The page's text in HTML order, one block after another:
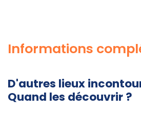
Informations
D'autres lieux
Quand les découvrir ?